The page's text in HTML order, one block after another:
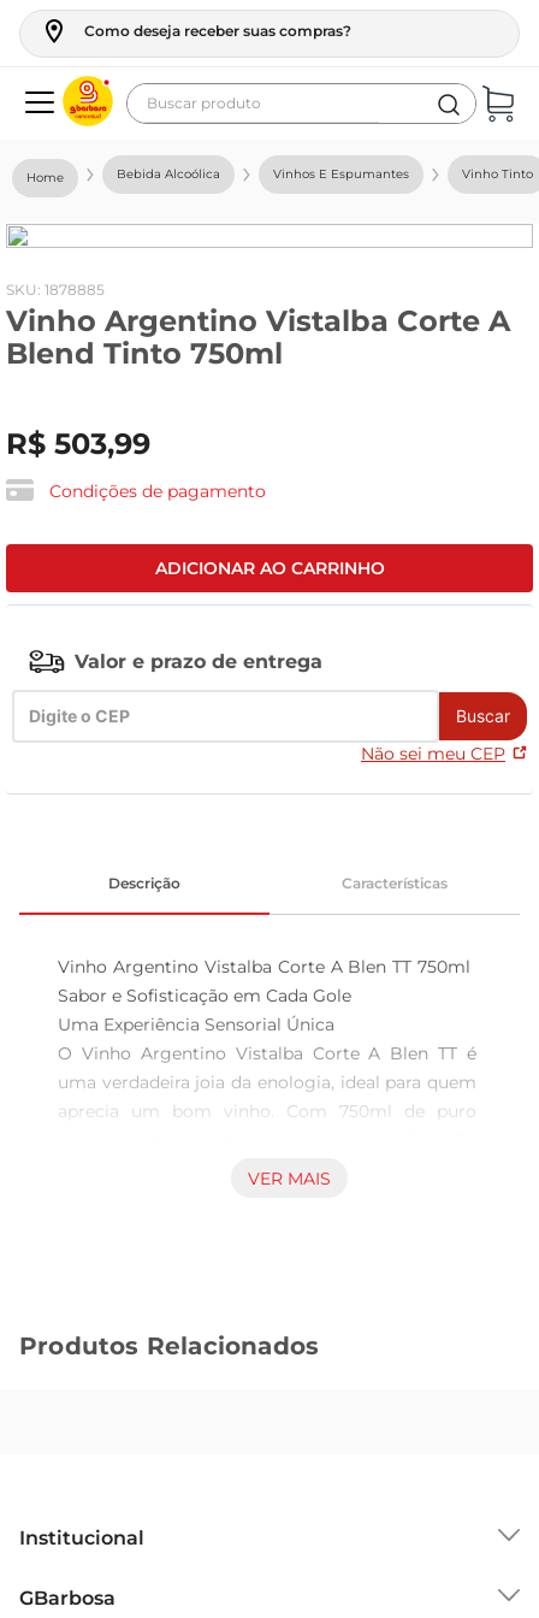
Como deseja receber suas compras?
Buscar produto
Bebida Alcoólica Vinhos E Espumantes Vinho Tinto
: 1878885
Vinho Argentino Vistalba Corte A
Blend Tinto 750ml
R$ 503,99
Condições de pagamento
ADICIONAR AO CARRINHO
Valor e prazo de entrega
Buscar
Não sei meu CEP
Descrição Características
Vinho Argentino Vistalba Corte A Blen TT 750ml
Sabor e Sofisticação em Cada Gole
Uma Experiência Sensorial Única
O Vinho Argentino Vistalba Corte A Blen TT é
uma verdadeira joia da enologia, ideal para quem
aprecia um bom vinho. Com 750ml de puro
harmoniosa de uvas selecionadas que resulta em
Este corte apresenta uma mescla equilibrada de
dos pratos, tornando cada refeição ainda mais
Harmonização e Sugestões de Uso
VER MAIS
Produtos Relacionados
Institucional
Grupo Cencosud
GBarbosa
geladeira
fogao
café
cerveja
leite
vinho